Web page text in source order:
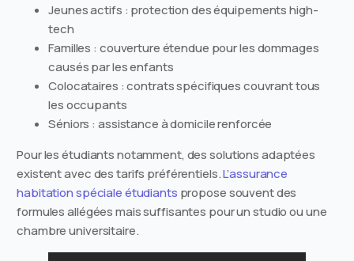
Jeunes actifs : protection des équipements high-
tech
Familles : couverture étendue pour les dommages
causés par les enfants
Colocataires : contrats spécifiques couvrant tous
les occupants
Séniors : assistance à domicile renforcée
Pour les étudiants notamment, des solutions adaptées
existent avec des tarifs préférentiels.L’assurance
habitation spéciale étudiants propose souvent des
formules allégées mais suffisantes pour un studio ou une
chambre universitaire.